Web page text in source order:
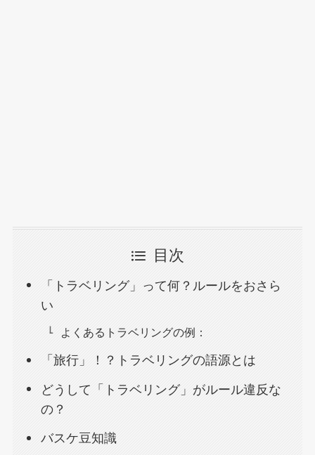
目次
「トラベリング」って何？ルールをおさら
い
よくあるトラベリングの例：
「旅行」！？トラベリングの語源とは
どうして「トラベリング」がルール違反な
の？
バスケ豆知識